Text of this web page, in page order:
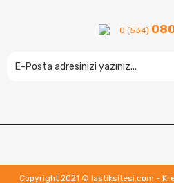
0 (534)
Copyright 2021 © lastiksitesi.com -